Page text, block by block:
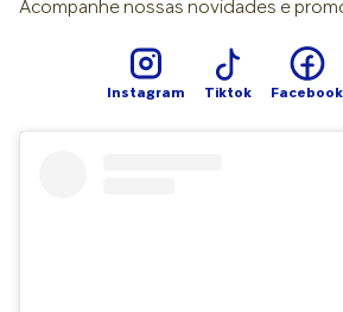
vai do nascimento até o sexto dia de
período tardio dura do sétimo ao
quando é considerado o fim da etapa.
prematuros deixam de ser
Acompanhe nossas novidades e
Instagram Tiktok Facebook